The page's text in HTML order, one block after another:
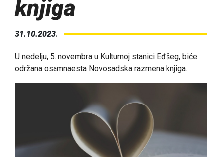
knjiga
31.10.2023.
U nedelju, 5. novembra u Kulturnoj stanici Eđšeg, biće
održana osamnaesta Novosadska razmena knjiga.